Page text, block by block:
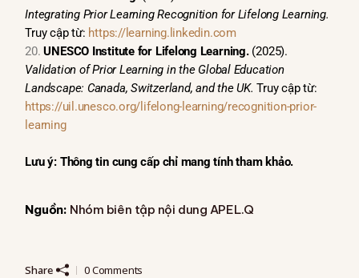
Integrating Prior Learning Recognition for Lifelong Learning.
Truy cập từ: https://learning.linkedin.com
UNESCO Institute for Lifelong Learning.(2025).
Validation of Prior Learning in the Global Education
Landscape: Canada, Switzerland, and the UK. Truy cập từ:
https://uil.unesco.org/lifelong-learning/recognition-prior-
learning
Lưu ý: Thông tin cung cấp chỉ mang tính tham khảo.
Nguồn: Nhóm biên tập nội dung APEL.Q
Share 0 Comments